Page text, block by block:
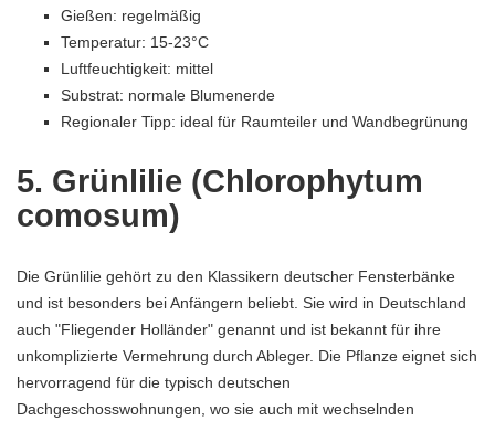
Gießen: regelmäßig
Temperatur: 15-23°C
Luftfeuchtigkeit: mittel
Substrat: normale Blumenerde
Regionaler Tipp: ideal für Raumteiler und Wandbegrünung
5. Grünlilie (Chlorophytum
comosum)
Die Grünlilie gehört zu den Klassikern deutscher Fensterbänke
und ist besonders bei Anfängern beliebt. Sie wird in Deutschland
auch "Fliegender Holländer" genannt und ist bekannt für ihre
unkomplizierte Vermehrung durch Ableger. Die Pflanze eignet sich
hervorragend für die typisch deutschen
Dachgeschosswohnungen, wo sie auch mit wechselnden